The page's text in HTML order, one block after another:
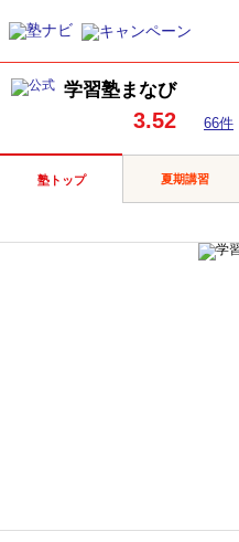
学習塾まなび
3.52 66件
塾トップ 夏期講習